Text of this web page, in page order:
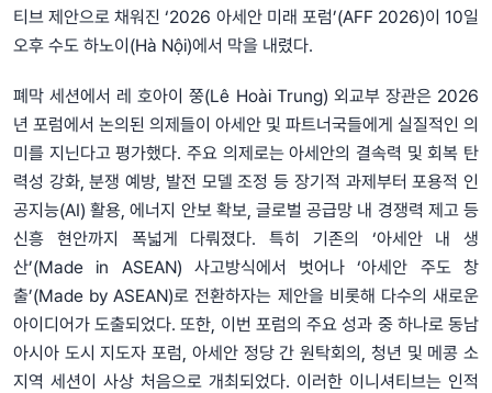
티브 제안으로 채워진 ‘2026 아세안 미래 포럼’(AFF 2026)이 10일
오후 수도 하노이(Hà Nội)에서 막을 내렸다.
폐막 세션에서 레 호아이 쭝(Lê Hoài Trung) 외교부 장관은 2026
년 포럼에서 논의된 의제들이 아세안 및 파트너국들에게 실질적인 의
미를 지닌다고 평가했다. 주요 의제로는 아세안의 결속력 및 회복 탄
력성 강화, 분쟁 예방, 발전 모델 조정 등 장기적 과제부터 포용적 인
공지능(AI) 활용, 에너지 안보 확보, 글로벌 공급망 내 경쟁력 제고 등
신흥 현안까지 폭넓게 다뤄졌다. 특히 기존의 ‘아세안 내 생
산’(Made in ASEAN) 사고방식에서 벗어나 ‘아세안 주도 창
출’(Made by ASEAN)로 전환하자는 제안을 비롯해 다수의 새로운
아이디어가 도출되었다. 또한, 이번 포럼의 주요 성과 중 하나로 동남
아시아 도시 지도자 포럼, 아세안 정당 간 원탁회의, 청년 및 메콩 소
지역 세션이 사상 처음으로 개최되었다. 이러한 이니셔티브는 인적